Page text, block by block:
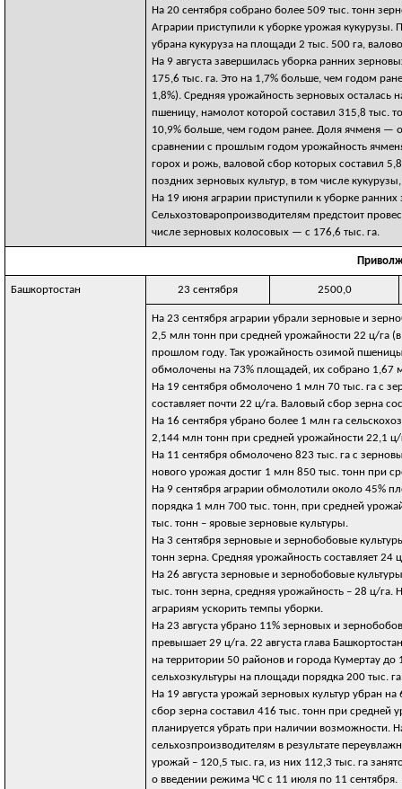
На 20 сентября собрано более 509 тыс. тонн
Аграрии приступили к уборке урожая кукурузы.
убрана кукуруза на площади 2 тыс. 500 га,
На 9 августа завершилась уборка ранних
175,6 тыс. га. Это на 1,7% больше, чем годом
1,8%). Средняя урожайность зерновых
пшеницу, намолот которой составил 315,8 тыс.
10,9% больше, чем годом ранее. Доля ячменя —
сравнении с прошлым годом урожайность
горох и рожь, валовой сбор которых составил
поздних зерновых культур, в том числе
На 19 июня аграрии приступили к уборке ранних
Сельхозтоваропроизводителям предстоит
числе зерновых колосовых — с 176,6 тыс. га.
Башкортостан 23 сентября 2500,0
На 23 сентября аграрии убрали зерновые и
2,5 млн тонн при средней урожайности 22 ц/га
прошлом году. Так урожайность озимой
обмолочены на 73% площадей, их собрано 1,67
На 19 сентября обмолочено 1 млн 70 тыс. га с
составляет почти 22 ц/га. Валовый сбор зерна
На 16 сентября убрано более 1 млн га
2,144 млн тонн при средней урожайности 22,1 ц/
На 11 сентября обмолочено 823 тыс. га с
нового урожая достиг 1 млн 850 тыс. тонн при
На 9 сентября аграрии обмолотили около 45%
порядка 1 млн 700 тыс. тонн, при средней
тыс. тонн – яровые зерновые культуры.
На 3 сентября зерновые и зернобобовые
тонн зерна. Средняя урожайность составляет 24
На 26 августа зерновые и зернобобовые
тыс. тонн зерна, средняя урожайность – 28 ц/га.
аграриям ускорить темпы уборки.
На 23 августа убрано 11% зерновых и
превышает 29 ц/га. 22 августа глава
на территории 50 районов и города Кумертау
сельхозкультуры на площади порядка 200 тыс.
На 19 августа урожай зерновых культур убран
сбор зерна составил 416 тыс. тонн при средней
планируется убрать при наличии
сельхозпроизводителям в результате
урожай – 120,5 тыс. га, из них 112,3 тыс. га
о введении режима ЧС с 11 июля по 11 сентября.